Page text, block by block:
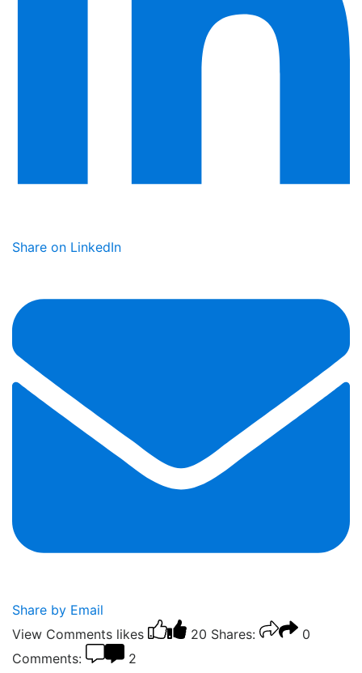
Share on LinkedIn
Share by Email
View Comments likes 20 Shares:
0
Comments:
2